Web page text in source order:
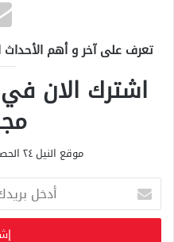
تعرف على آخر و أهم الأحداث
اشترك الان في
موقع النيل ٢٤ الحصري علي مدار الساعة
خ